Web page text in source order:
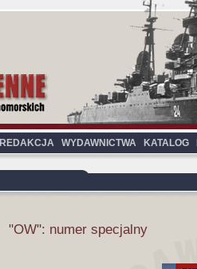
REDAKCJA WYDAWNICTWA KATALOG
"OW": numer specjalny